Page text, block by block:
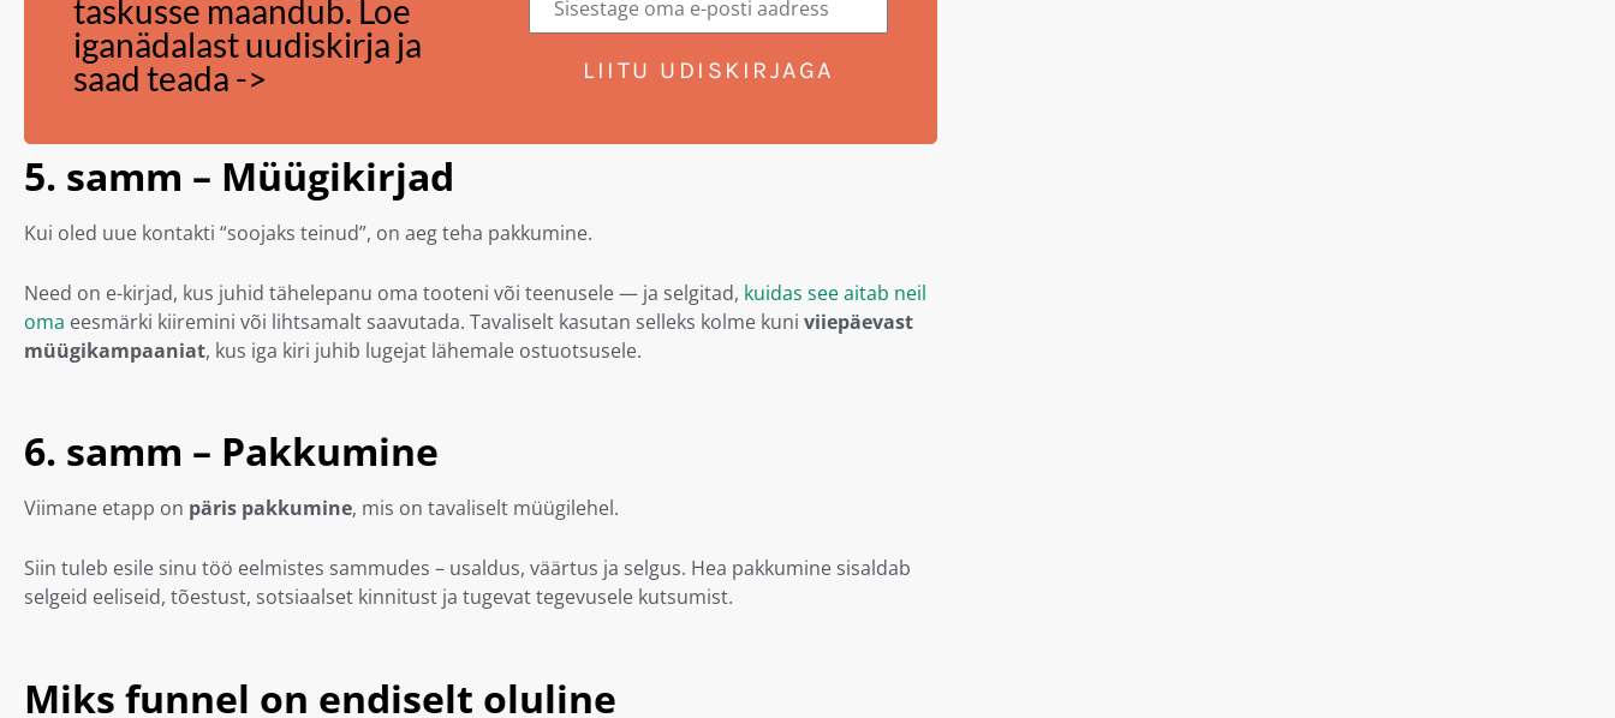
taskusse maandub. Loe
iganädalast uudiskirja ja
saad teada ->
LIITU UDISKIRJAGA
5. samm – Müügikirjad
Kui oled uue kontakti “soojaks teinud”, on aeg teha pakkumine.
Need on e-kirjad, kus juhid tähelepanu oma tooteni või teenusele — ja selgitad, kuidas see aitab neil
oma eesmärki kiiremini või lihtsamalt saavutada. Tavaliselt kasutan selleks kolme kuni viiepäevast
müügikampaaniat, kus iga kiri juhib lugejat lähemale ostuotsusele.
6. samm – Pakkumine
Viimane etapp on päris pakkumine, mis on tavaliselt müügilehel.
Siin tuleb esile sinu töö eelmistes sammudes – usaldus, väärtus ja selgus. Hea pakkumine sisaldab
selgeid eeliseid, tõestust, sotsiaalset kinnitust ja tugevat tegevusele kutsumist.
Miks funnel on endiselt oluline